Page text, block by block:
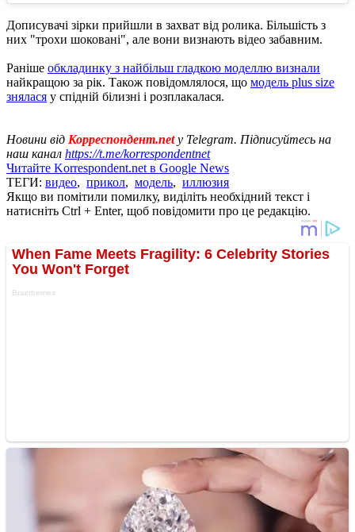
Дописувачі зірки прийшли в захват від ролика. Більшість з
них "трохи шоковані", але вони визнають відео забавним.
Раніше обкладинку з найбільш гладкою моделлю визнали
найкращою за рік. Також повідомлялося, що модель plus size
знялася у спідній білизні і розплакалася.
Новини від Корреспондент.netу Telegram. Підписуйтесь на
наш канал https://t.me/korrespondentnet
Читайте Korrespondent.net в Google News
ТЕГИ: видео, прикол, модель, иллюзия
Якщо ви помітили помилку, виділіть необхідний текст і
натисніть Ctrl + Enter, щоб повідомити про це редакцію.